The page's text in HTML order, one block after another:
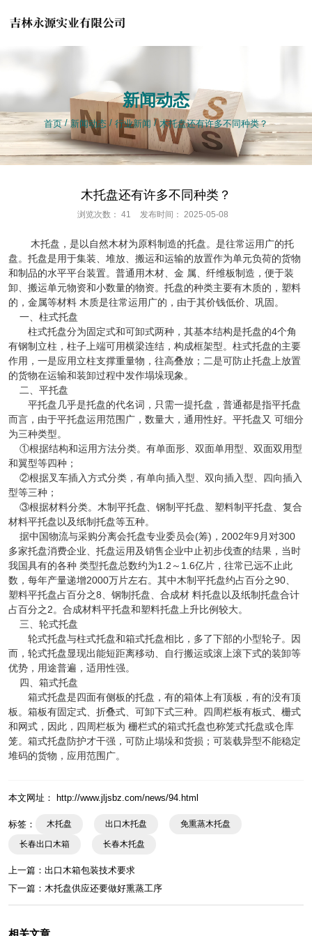
产品中心
首页/新闻动态 / 行业新闻 /木托盘还有许多不同种类？
新闻动态
首页/新闻动态 / 行业新闻 /木托盘还有许多不同种类？
木托盘还有许多不同种类？
浏览次数： 41 发布时间： 2025-05-08
木托盘，是以自然木材为原料制造的托盘。是往常运用广的托
盘。托盘是用于集装、堆放、搬运和运输的放置作为单元负荷的货物
和制品的水平平台装置。普通用木材、金 属、纤维板制造，便于装
卸、搬运单元物资和小数量的物资。托盘的种类主要有木质的，塑料
的，金属等材料 木质是往常运用广的，由于其价钱低价、巩固。
一、柱式托盘
柱式托盘分为固定式和可卸式两种，其基本结构是托盘的4个角
有钢制立柱，柱子上端可用横梁连结，构成框架型。柱式托盘的主要
作用，一是应用立柱支撑重量物，往高叠放；二是可防止托盘上放置
的货物在运输和装卸过程中发作塌垛现象。
二、平托盘
平托盘几乎是托盘的代名词，只需一提托盘，普通都是指平托盘
而言，由于平托盘运用范围广，数量大，通用性好。平托盘又 可细分
为三种类型。
①根据结构和运用方法分类。有单面形、双面单用型、双面双用型
和翼型等四种；
②根据叉车插入方式分类，有单向插入型、双向插入型、四向插入
型等三种；
③根据材料分类。木制平托盘、钢制平托盘、塑料制平托盘、复合
材料平托盘以及纸制托盘等五种。
据中国物流与采购分离会托盘专业委员会(筹)，2002年9月对300
多家托盘消费企业、托盘运用及销售企业中止初步伐查的结果，当时
我国具有的各种 类型托盘总数约为1.2～1.6亿片，往常已远不止此
数，每年产量递增2000万片左右。其中木制平托盘约占百分之90、
塑料平托盘占百分之8、钢制托盘、合成材 料托盘以及纸制托盘合计
占百分之2。合成材料平托盘和塑料托盘上升比例较大。
三、轮式托盘
轮式托盘与柱式托盘和箱式托盘相比，多了下部的小型轮子。因
而，轮式托盘显现出能短距离移动、自行搬运或滚上滚下式的装卸等
优势，用途普遍，适用性强。
四、箱式托盘
箱式托盘是四面有侧板的托盘，有的箱体上有顶板，有的没有顶
板。箱板有固定式、折叠式、可卸下式三种。四周栏板有板式、栅式
和网式，因此，四周栏板为 栅栏式的箱式托盘也称笼式托盘或仓库
笼。箱式托盘防护才干强，可防止塌垛和货损；可装载异型不能稳定
堆码的货物，应用范围广。
本文网址： http://www.jljsbz.com/news/94.html
标签： 木托盘 出口木托盘 免熏蒸木托盘
长春出口木箱 长春木托盘
上一篇： 出口木箱包装技术要求
下一篇： 木托盘供应还要做好熏蒸工序
相关文章